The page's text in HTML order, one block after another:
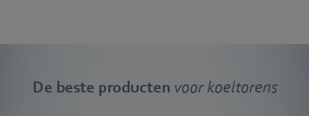
De beste producten voor koeltorens